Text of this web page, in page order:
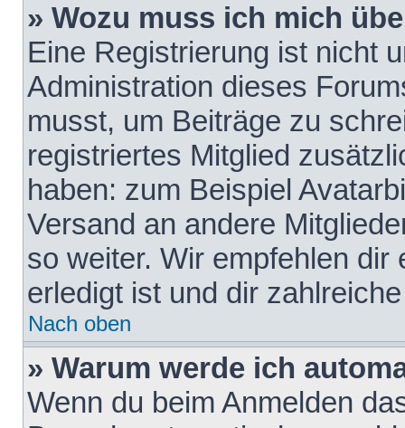
» Wozu muss ich mich
Eine Registrierung ist nicht
Administration dieses
musst, um Beiträge zu
registriertes Mitglied
haben: zum Beispiel
Versand an andere
so weiter. Wir empfehlen
erledigt ist und dir
Nach oben
» Warum werde ich
Wenn du beim Anmelden